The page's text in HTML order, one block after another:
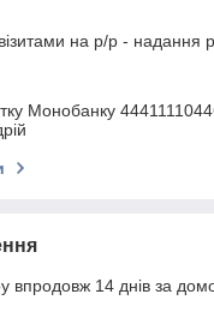
на р/р - надання
Монобанку
впродовж 14 днів за